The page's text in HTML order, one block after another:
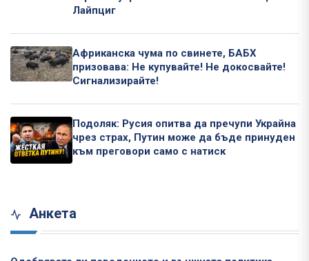
Лайпциг
Африканска чума по свинете, БАБХ
призовава: Не купувайте! Не докосвайте!
Сигнализирайте!
Подоляк: Русия опитва да пречупи Украйна
чрез страх, Путин може да бъде принуден
към преговори само с натиск
Анкета